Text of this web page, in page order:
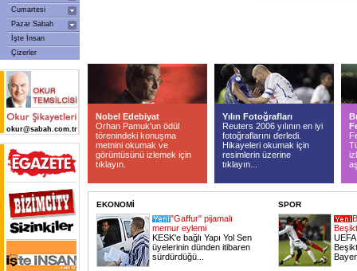
Nobel Edebiyat
Orhan Pamuk'un ödül
törenindeki konuşma
metnini okumak ve
görüntüsünü izlemek için
tıklayın.
Yılın Fotoğrafları
Reuters 2006 yılının en iyi
fotoğraflarını derledi.
Hikayeleri okumak için
resimlerin üzerine
tıklayın...
EKONOMİ
"Gaffur" pijamalı
memur eylemi
KESK'e bağlı Yapı Yol Sen
üyelerinin dünden itibaren
sürdürdüğü...
SPOR
Cumartesi
Pazar Sabah
İşte İnsan
Çizerler
okur@sabah.com.tr